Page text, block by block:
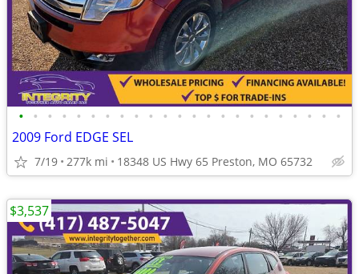
• • • • • • • • • • • • • • • • • • • • • • •
2009 Ford EDGE SEL
7/19 277k mi 18348 US Hwy 65 Preston, MO 65732
$3,537